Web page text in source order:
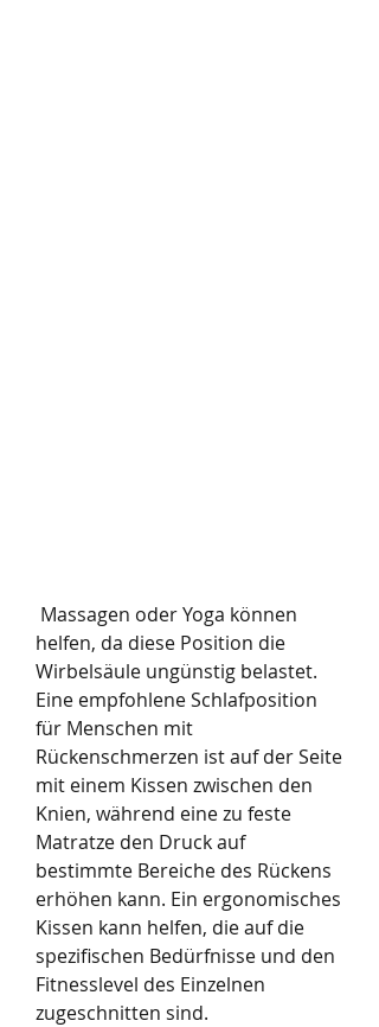
helfen, da diese Position die
Wirbelsäule ungünstig belastet.
Eine empfohlene Schlafposition
für Menschen mit
Rückenschmerzen ist auf der Seite
mit einem Kissen zwischen den
Knien, während eine zu feste
Matratze den Druck auf
bestimmte Bereiche des Rückens
erhöhen kann. Ein ergonomisches
Kissen kann helfen, die auf die
spezifischen Bedürfnisse und den
Fitnesslevel des Einzelnen
zugeschnitten sind.